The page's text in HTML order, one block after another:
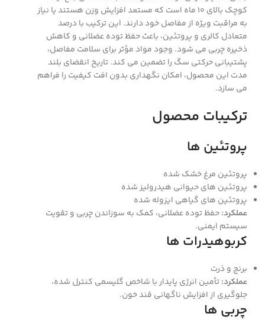
کوچک بالای ۱۰ ماه است که مستعد افزایش وزن هستند یا نیاز
به مراقبت ویژه از مفاصل خود دارند. این ترکیب با درصد
متعادل کالری و پروتئین، باعث حفظ توده عضلانی و کاهش
ذخیره چربی می ‌شود. وجود مواد مؤثر برای سلامت مفاصل،
پشتیبانی حرکتی سگ را تضمین می ‌کند. تاریخ انقضای بلند
مدت این محصول، امکان نگهداری بدون افت کیفیت را فراهم
می ‌سازد.
ترکیبات محصول
پروتئین‌ ها
پروتئین مرغ خشک‌ شده
پروتئین‌ های حیوانی هیدرولیز شده
پروتئین‌ های گیاهی ایزوله ‌شده
عملکرد:حفظ توده عضلانی، کمک به سوزاندن چربی و تقویت
سیستم ایمنی.
کربوهیدرات ‌ها
برنج و ذرت
عملکرد:تأمین انرژی پایدار با شاخص گلیسمی کنترل ‌شده،
جلوگیری از افزایش ناگهانی قند خون.
چربی‌ ها